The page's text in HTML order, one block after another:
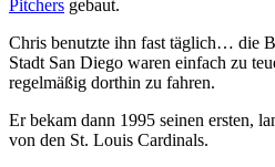
Pitchers gebaut.
Chris benutzte ihn fast täglich… die
Stadt San Diego waren einfach zu
regelmäßig dorthin zu fahren.
Er bekam dann 1995 seinen ersten,
von den St. Louis Cardinals.